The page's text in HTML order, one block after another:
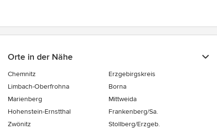
Orte in der Nähe
Chemnitz
Erzgebirgskreis
Limbach-Oberfrohna
Borna
Marienberg
Mittweida
Hohenstein-Ernstthal
Frankenberg/Sa.
Zwönitz
Stollberg/Erzgeb.